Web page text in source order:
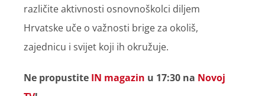
različite aktivnosti osnovnoškolci diljem
Hrvatske uče o važnosti brige za okoliš,
zajednicu i svijet koji ih okružuje.
Ne propustite IN magazin u 17:30 na Novoj